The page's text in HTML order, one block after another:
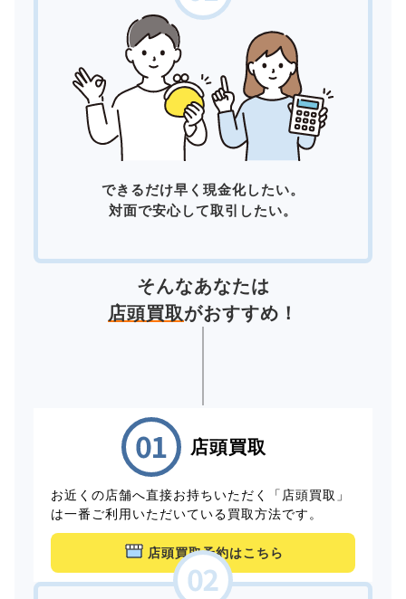
できるだけ早く現金化したい。
対面で安心して取引したい。
そんなあなたは
店頭買取がおすすめ！
店頭買取
お近くの店舗へ直接お持ちいただく「店頭買取」
は一番ご利用いただいている買取方法です。
店頭買取予約はこちら